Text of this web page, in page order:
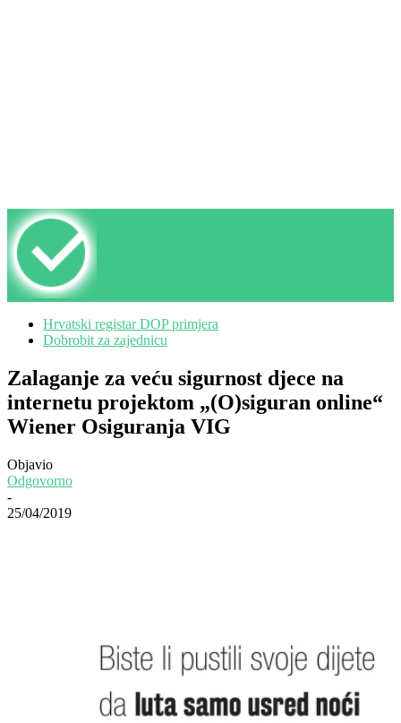
Hrvatski registar DOP primjera
Dobrobit za zajednicu
Zalaganje za veću sigurnost djece na
internetu projektom „(O)siguran online“
Wiener Osiguranja VIG
Objavio
Odgovorno
-
25/04/2019